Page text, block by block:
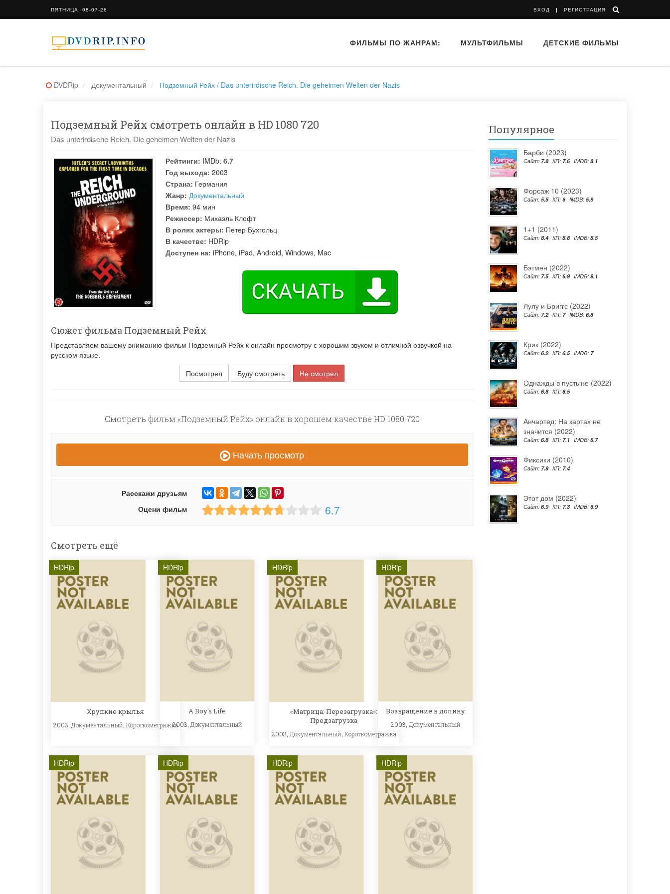
ПЯТНИЦА, 08-07-26 ВХОД РЕГИСТРАЦИЯ
ФИЛЬМЫ ПО ЖАНРАМ: МУЛЬТФИЛЬМЫ ДЕТСКИЕ ФИЛЬМЫ
DVDRip Документальный Подземный Рейх / Das unterirdische Reich. Die geheimen Welten der Nazis
Подземный Рейх смотреть онлайн в HD 1080 720
Das unterirdische Reich. Die geheimen Welten der Nazis
Рейтинги: IMDb: 6.7
Год выхода: 2003
Страна: Германия
Жанр: Документальный
Время: 94 мин
Режиссер: Михаэль Клофт
В ролях актеры: Петер Бухгольц
В качестве: HDRip
Доступен на: iPhone, iPad, Android, Windows, Mac
Сюжет фильма Подземный Рейх
Представляем вашему вниманию фильм Подземный Рейх к онлайн просмотру с хорошим звуком и отличной озвучкой на
русском языке.
Посмотрел
Буду смотреть Не смотрел
Смотреть фильм «Подземный Рейх» онлайн в хорошем качестве HD 1080 720
Начать просмотр
Расскажи друзьям
Оцени фильм
6.7
Смотреть ещё
HDRip
Хрупкие крылья
2003, Документальный Короткометражка
HDRip
A Boy's Life
2003, Документальный
HDRip
«Матрица: Перезагрузка»:
Предзагрузка
2003, Документальный Короткометражка
HDRip
Возвращение в долину
2003, Документальный
HDRip HDRip HDRip HDRip
Популярное
Барби (2023)
Сайт: 7.8 КП: 7.6 IMDB: 8.1
Форсаж 10 (2023)
Сайт: 5.5 КП: 6 IMDB: 5.9
1+1 (2011)
Сайт: 8.4 КП: 8.8 IMDB: 8.5
Бэтмен (2022)
Сайт: 7.5 КП: 6.9 IMDB: 9.1
Лулу и Бриггс (2022)
Сайт: 7.2 КП: 7 IMDB: 6.8
Крик (2022)
Сайт: 6.2 КП: 6.5 IMDB: 7
Однажды в пустыне (2022)
Сайт: 6.8 КП: 6.5
Анчартед: На картах не
значится (2022)
Сайт: 6.8 КП: 7.1 IMDB: 6.7
Фиксики (2010)
Сайт: 7.8 КП: 7.4
Этот дом (2022)
Сайт: 6.9 КП: 7.3 IMDB: 6.9